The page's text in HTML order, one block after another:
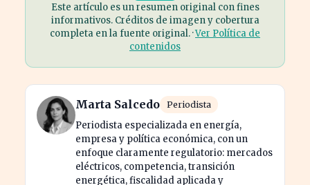
Este artículo es un resumen original con fines
informativos. Créditos de imagen y cobertura
completa en la fuente original. ·Ver Política de
contenidos
Marta Salcedo Periodista
Periodista especializada en energía,
empresa y política económica, con un
enfoque claramente regulatorio: mercados
eléctricos, competencia, transición
energética, fiscalidad aplicada y